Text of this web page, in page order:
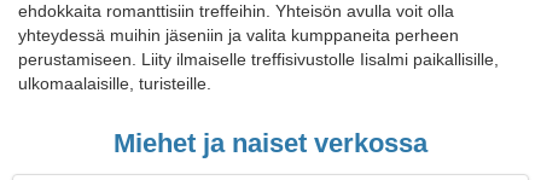
ehdokkaita romanttisiin treffeihin. Yhteisön avulla voit olla
yhteydessä muihin jäseniin ja valita kumppaneita perheen
perustamiseen. Liity ilmaiselle treffisivustolle Iisalmi paikallisille,
ulkomaalaisille, turisteille.
Miehet ja naiset verkossa